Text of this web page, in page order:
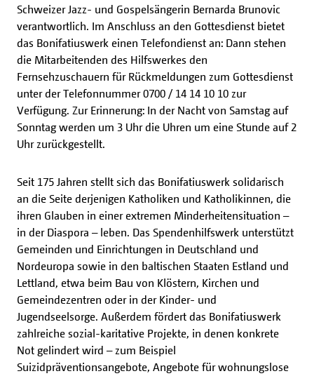
Schweizer Jazz- und Gospelsängerin Bernarda Brunovic
verantwortlich. Im Anschluss an den Gottesdienst bietet
das Bonifatiuswerk einen Telefondienst an: Dann stehen
die Mitarbeitenden des Hilfswerkes den
Fernsehzuschauern für Rückmeldungen zum Gottesdienst
unter der Telefonnummer 0700 / 14 14 10 10 zur
Verfügung. Zur Erinnerung: In der Nacht von Samstag auf
Sonntag werden um 3 Uhr die Uhren um eine Stunde auf 2
Uhr zurückgestellt.
Seit 175 Jahren stellt sich das Bonifatiuswerk solidarisch
an die Seite derjenigen Katholiken und Katholikinnen, die
ihren Glauben in einer extremen Minderheitensituation –
in der Diaspora – leben. Das Spendenhilfswerk unterstützt
Gemeinden und Einrichtungen in Deutschland und
Nordeuropa sowie in den baltischen Staaten Estland und
Lettland, etwa beim Bau von Klöstern, Kirchen und
Gemeindezentren oder in der Kinder- und
Jugendseelsorge. Außerdem fördert das Bonifatiuswerk
zahlreiche sozial-karitative Projekte, in denen konkrete
Not gelindert wird – zum Beispiel
Suizidpräventionsangebote, Angebote für wohnungslose